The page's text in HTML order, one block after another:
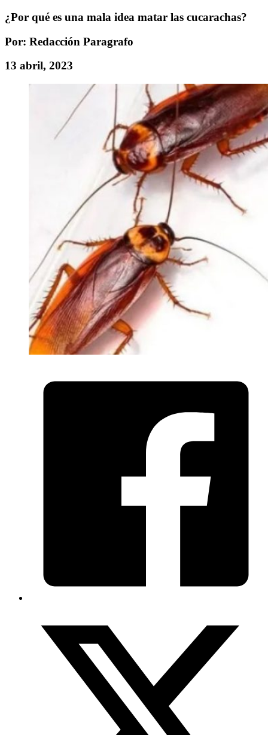
¿Por qué es una mala idea matar las cucarachas?
Por: Redacción Paragrafo
13 abril, 2023